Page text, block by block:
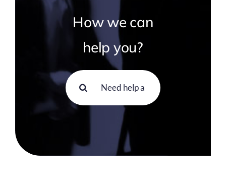
How we can
help you?
Search
for: